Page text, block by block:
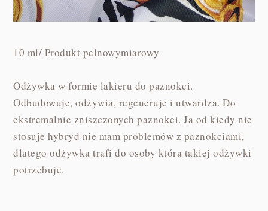
10 ml/ Produkt pełnowymiarowy
Odżywka w formie lakieru do paznokci.
Odbudowuje, odżywia, regeneruje i utwardza. Do
ekstremalnie zniszczonych paznokci. Ja od kiedy nie
stosuje hybryd nie mam problemów z paznokciami,
dlatego odżywka trafi do osoby która takiej odżywki
potrzebuje.